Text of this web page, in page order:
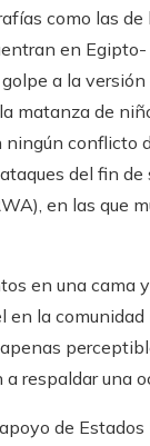
como las
en
a la
matanza de
conflicto
del fin
en las que
en una cama
la
respaldar una
de